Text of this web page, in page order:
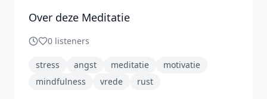
Over deze Meditatie
0 listeners
stress angst meditatie
motivatie
mindfulness
vrede rust